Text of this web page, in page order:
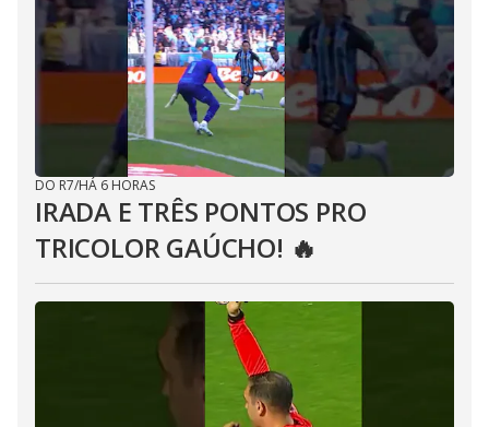
DO R7/HÁ 6 HORAS
IRADA E TRÊS PONTOS PRO
TRICOLOR GAÚCHO! 🔥